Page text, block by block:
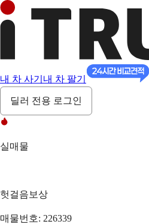
내 차 사기 내 차 팔기
딜러 전용 로그인
실매물
헛걸음보상
매물번호: 226339